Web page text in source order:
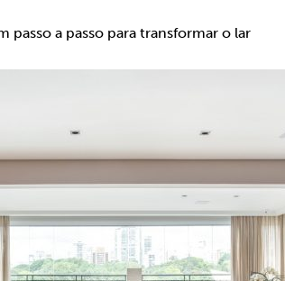
passo a passo para transformar o lar